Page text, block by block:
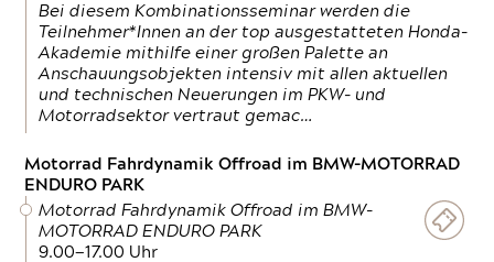
Bei diesem Kombinationsseminar werden die
Teilnehmer*Innen an der top ausgestatteten Honda-
Akademie mithilfe einer großen Palette an
Anschauungsobjekten intensiv mit allen aktuellen
und technischen Neuerungen im PKW- und
Motorradsektor vertraut gemac…
Motorrad Fahrdynamik Offroad im BMW-MOTORRAD
ENDURO PARK
Motorrad Fahrdynamik Offroad im BMW-
MOTORRAD ENDURO PARK
9.00—17.00 Uhr